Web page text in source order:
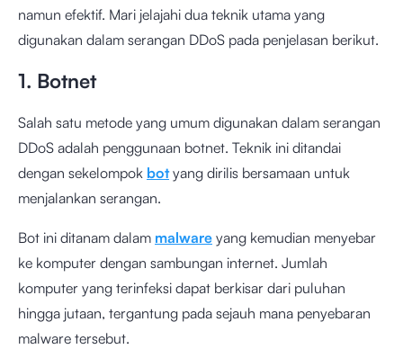
namun efektif. Mari jelajahi dua teknik utama yang
digunakan dalam serangan DDoS pada penjelasan berikut.
1. Botnet
Salah satu metode yang umum digunakan dalam serangan
DDoS adalah penggunaan botnet. Teknik ini ditandai
dengan sekelompok botyang dirilis bersamaan untuk
menjalankan serangan.
Bot ini ditanam dalam malware yang kemudian menyebar
ke komputer dengan sambungan internet. Jumlah
komputer yang terinfeksi dapat berkisar dari puluhan
hingga jutaan, tergantung pada sejauh mana penyebaran
malware tersebut.